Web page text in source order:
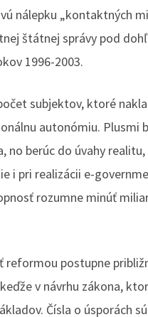
nálepku „kontaktných
štátnej správy pod
1996-2003.
subjektov, ktoré
autonómiu. Plusmi
no berúc do úvahy
i pri realizácii e-
rozumne minúť
postupne
v návrhu zákona,
Čísla o úsporách